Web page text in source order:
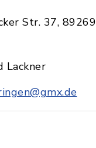
Str. 37, 89269
Lackner